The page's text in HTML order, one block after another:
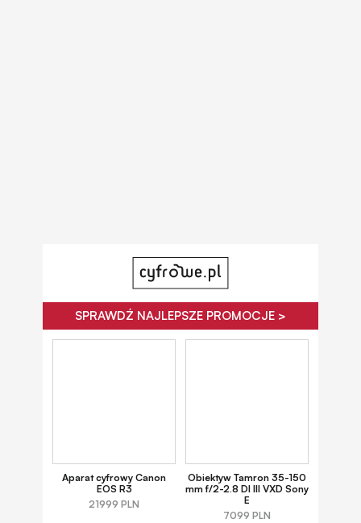
SPRAWDŹ NAJLEPSZE PROMOCJE >
Aparat cyfrowy Canon
EOS R3
21999 PLN
Obiektyw Tamron 35-150
mm f/2-2.8 DI III VXD Sony
E
7099 PLN